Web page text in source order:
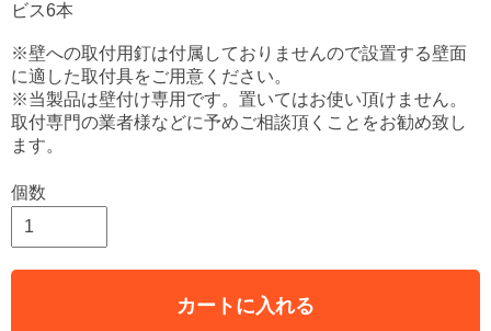
ビス6本
※壁への取付用釘は付属しておりませんので設置する壁面
に適した取付具をご用意ください。
※当製品は壁付け専用です。置いてはお使い頂けません。
取付専門の業者様などに予めご相談頂くことをお勧め致し
ます。
個数
カートに入れる